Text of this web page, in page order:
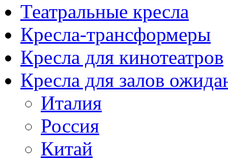
Театральные кресла
Кресла-трансформеры
Кресла для кинотеатров
Кресла для залов
Италия
Россия
Китай